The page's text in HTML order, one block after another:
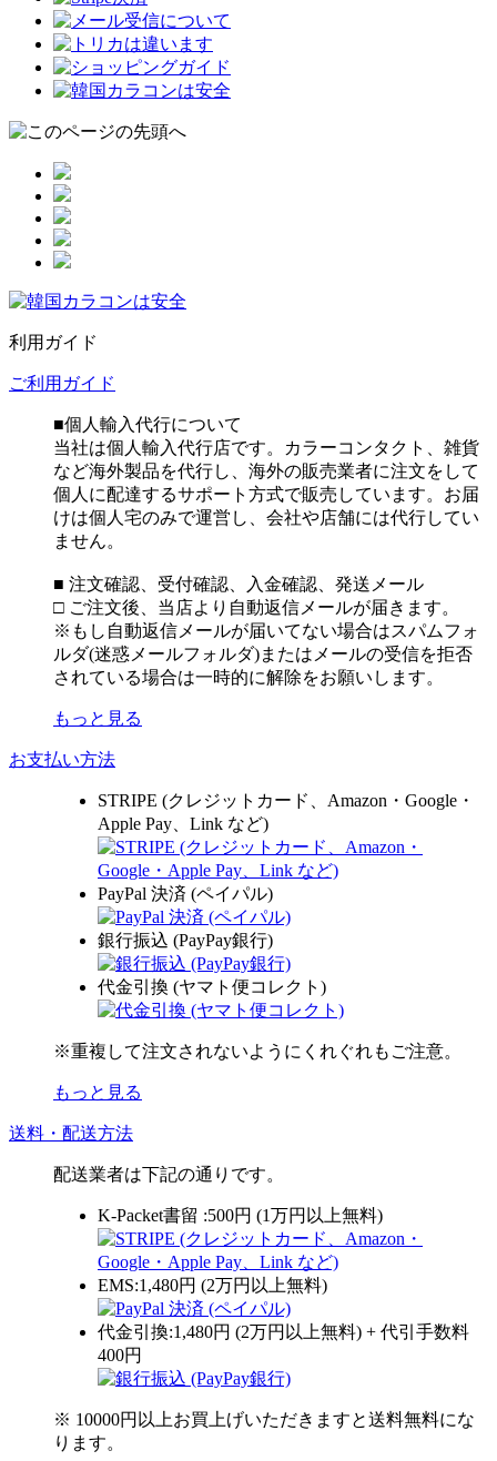
利用ガイド
ご利用ガイド
■個人輸入代行について
当社は個人輸入代行店です。カラーコンタクト、雑貨
など海外製品を代行し、海外の販売業者に注文をして
個人に配達するサポート方式で販売しています。お届
けは個人宅のみで運営し、会社や店舗には代行してい
ません。
■ 注文確認、受付確認、入金確認、発送メール
□ ご注文後、当店より自動返信メールが届きます。
※もし自動返信メールが届いてない場合はスパムフォ
ルダ(迷惑メールフォルダ)またはメールの受信を拒否
されている場合は一時的に解除をお願いします。
もっと見る
お支払い方法
STRIPE (クレジットカード、Amazon・Google・
Apple Pay、Link など)
PayPal 決済 (ペイパル)
銀行振込 (PayPay銀行)
代金引換 (ヤマト便コレクト)
※重複して注文されないようにくれぐれもご注意。
もっと見る
送料・配送方法
配送業者は下記の通りです。
K-Packet書留 :500円 (1万円以上無料)
EMS:1,480円 (2万円以上無料)
代金引換:1,480円 (2万円以上無料) + 代引手数料
400円
※ 10000円以上お買上げいただきますと送料無料にな
ります。